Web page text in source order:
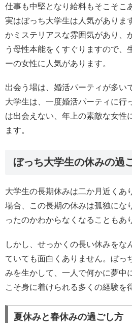
仕事も中堅となり給料もそこそこ
実はぼっち大学生は人気がありま
かミステリアスな雰囲気があり、
う母性本能をくすぐりますので、
ーの女性に人気があります。
出会う場は、婚活パーティが多い
大学生は、一度婚活パーティに行
は出会えない、年上の素敵な女性
ます。
ぼっち大学生の休みの過
大学生の長期休みは二か月近くあ
場合、この長期の休みは孤独にな
ったのかわからなくなることもあ
しかし、せっかくの長い休みをな
ていても面白くありません。ぼっ
みを生かして、一人で何かに夢中
こそ身に着けられる多くの経験を
夏休みと春休みの過ごし方